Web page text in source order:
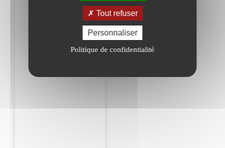
Tout refuser
Personnaliser
Politique de confidentialité